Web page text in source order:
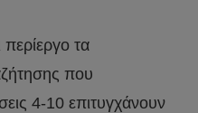
περίεργο τα
που
4-10 επιτυγχάνουν